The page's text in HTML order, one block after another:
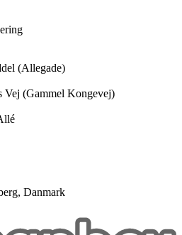
(Allegade)
Vej (Gammel Kongevej)
Danmark